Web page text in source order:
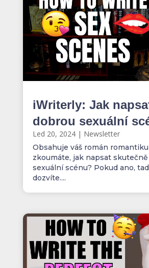
iWriterly: Jak
dobrou sexuální
Led 20, 2024| Newsletter
Obsahuje váš román
zkoumáte, jak napsat
sexuální scénu? Pokud ano,
dozvíte....